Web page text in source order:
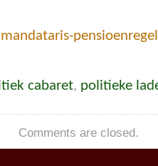
mandataris-
cabaret, politieke
Comments are closed.